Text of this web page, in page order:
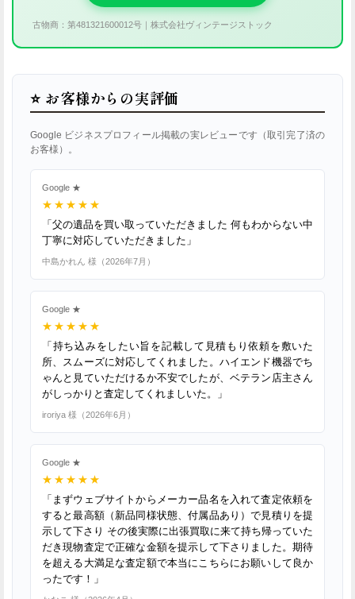
古物商：第481321600012号｜株式会社ヴィンテージストック
⭐ お客様からの実評価
Google ビジネスプロフィール掲載の実レビューです（取引完了済の
お客様）。
Google ★
★★★★★
「父の遺品を買い取っていただきました 何もわからない中
丁寧に対応していただきました」
中島かれん 様 （2026年7月 ）
Google ★
★★★★★
「持ち込みをしたい旨を記載して見積もり依頼を敷いた
所、スムーズに対応してくれました。ハイエンド機器でち
ゃんと見ていただけるか不安でしたが、ベテラン店主さん
がしっかりと査定してくれましいた。」
iroriya 様 （2026年6月 ）
Google ★
★★★★★
「まずウェブサイトからメーカー品名を入れて査定依頼を
すると最高額（新品同様状態、付属品あり）で見積りを提
示して下さり その後実際に出張買取に来て持ち帰っていた
だき現物査定で正確な金額を提示して下さりました。期待
を超える大満足な査定額で本当にこちらにお願いして良か
ったです！」